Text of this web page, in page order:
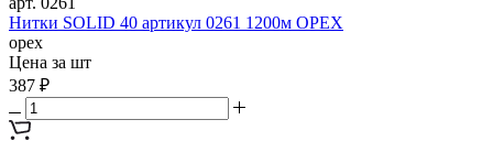
Нитки SOLID 40 артикул 0261 1200м ОРЕХ
орех
Цена за шт
387 ₽